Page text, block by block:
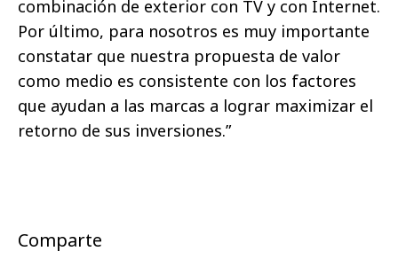
combinación de exterior con TV y con Internet.
Por último, para nosotros es muy importante
constatar que nuestra propuesta de valor
como medio es consistente con los factores
que ayudan a las marcas a lograr maximizar el
retorno de sus inversiones.”
Comparte